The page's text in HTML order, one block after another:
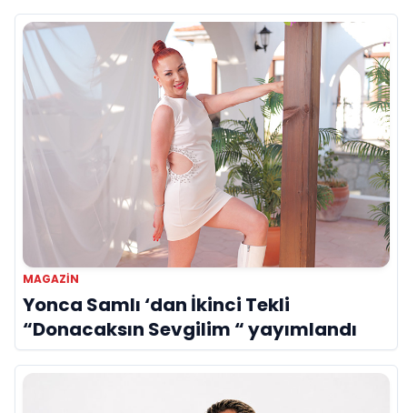
MAGAZIN
Yonca Samlı ‘dan İkinci Tekli
“Donacaksın Sevgilim “ yayımlandı